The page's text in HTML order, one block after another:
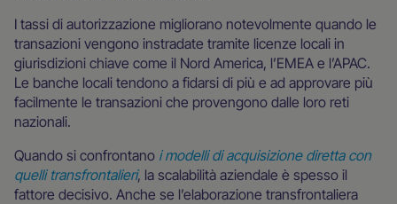
I tassi di autorizzazione migliorano notevolmente quando le
transazioni vengono instradate tramite licenze locali in
giurisdizioni chiave come il Nord America, l’EMEA e l’APAC.
Le banche locali tendono a fidarsi di più e ad approvare più
facilmente le transazioni che provengono dalle loro reti
nazionali.
Quando si confrontano i modelli di acquisizione diretta con
quelli transfrontalieri, la scalabilità aziendale è spesso il
fattore decisivo. Anche se l’elaborazione transfrontaliera